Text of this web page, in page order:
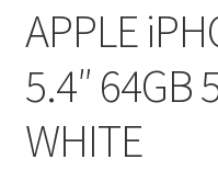
APPLE
5.4″ 64GB
WHITE